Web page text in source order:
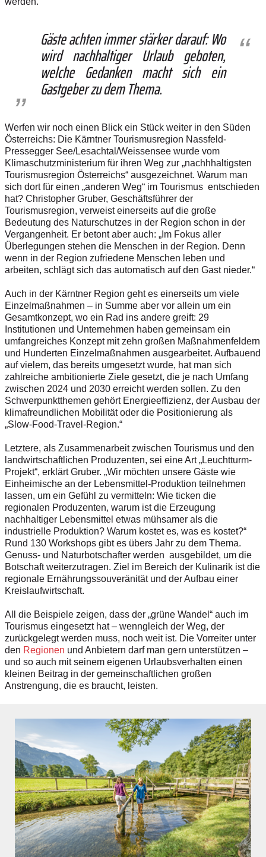
Gäste achten immer stärker darauf: Wo
wird nachhaltiger Urlaub geboten,
welche Gedanken macht sich ein
Gastgeber zu dem Thema.
Werfen wir noch einen Blick ein Stück weiter in den Süden
Österreichs: Die Kärntner Tourismusregion Nassfeld-
Pressegger See/Lesachtal/Weissensee wurde vom
Klimaschutzministerium für ihren Weg zur „nachhhaltigsten
Tourismusregion Österreichs“ ausgezeichnet. Warum man
sich dort für einen „anderen Weg“ im Tourismus entschieden
hat? Christopher Gruber, Geschäftsführer der
Tourismusregion, verweist einerseits auf die große
Bedeutung des Naturschutzes in der Region schon in der
Vergangenheit. Er betont aber auch: „Im Fokus aller
Überlegungen stehen die Menschen in der Region. Denn
wenn in der Region zufriedene Menschen leben und
arbeiten, schlägt sich das automatisch auf den Gast nieder.“
Auch in der Kärntner Region geht es einerseits um viele
Einzelmaßnahmen – in Summe aber vor allein um ein
Gesamtkonzept, wo ein Rad ins andere greift: 29
Institutionen und Unternehmen haben gemeinsam ein
umfangreiches Konzept mit zehn großen Maßnahmenfeldern
und Hunderten Einzelmaßnahmen ausgearbeitet. Aufbauend
auf vielem, das bereits umgesetzt wurde, hat man sich
zahlreiche ambitionierte Ziele gesetzt, die je nach Umfang
zwischen 2024 und 2030 erreicht werden sollen. Zu den
Schwerpunktthemen gehört Energieeffizienz, der Ausbau der
klimafreundlichen Mobilität oder die Positionierung als
„Slow-Food-Travel-Region.“
Letztere, als Zusammenarbeit zwischen Tourismus und den
landwirtschaftlichen Produzenten, sei eine Art „Leuchtturm-
Projekt“, erklärt Gruber. „Wir möchten unsere Gäste wie
Einheimische an der Lebensmittel-Produktion teilnehmen
lassen, um ein Gefühl zu vermitteln: Wie ticken die
regionalen Produzenten, warum ist die Erzeugung
nachhaltiger Lebensmittel etwas mühsamer als die
industrielle Produktion? Warum kostet es, was es kostet?“
Rund 130 Workshops gibt es übers Jahr zu dem Thema.
Genuss- und Naturbotschafter werden ausgebildet, um die
Botschaft weiterzutragen. Ziel im Bereich der Kulinarik ist die
regionale Ernährungssouveränität und der Aufbau einer
Kreislaufwirtschaft.
All die Beispiele zeigen, dass der „grüne Wandel“ auch im
Tourismus eingesetzt hat – wenngleich der Weg, der
zurückgelegt werden muss, noch weit ist. Die Vorreiter unter
den Regionen und Anbietern darf man gern unterstützen –
und so auch mit seinem eigenen Urlaubsverhalten einen
kleinen Beitrag in der gemeinschaftlichen großen
Anstrengung, die es braucht, leisten.